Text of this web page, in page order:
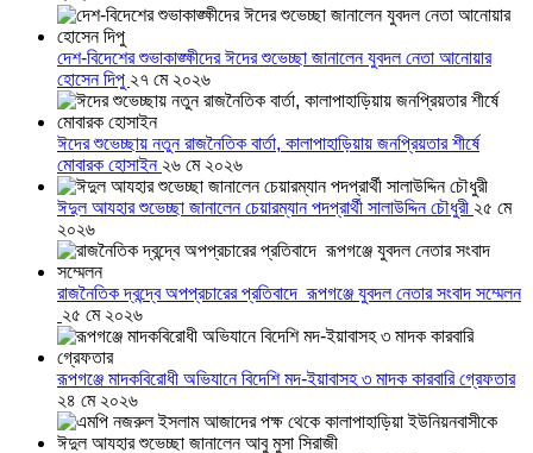
দেশ-বিদেশের শুভাকাঙ্ক্ষীদের ঈদের শুভেচ্ছা জানালেন যুবদল নেতা আনোয়ার
হোসেন দিপু ২৭ মে ২০২৬
ঈদের শুভেচ্ছায় নতুন রাজনৈতিক বার্তা, কালাপাহাড়িয়ায় জনপ্রিয়তার শীর্ষে
মোবারক হোসাইন ২৬ মে ২০২৬
ঈদুল আযহার শুভেচ্ছা জানালেন চেয়ারম্যান পদপ্রার্থী সালাউদ্দিন চৌধুরী ২৫ মে
২০২৬
রাজনৈতিক দ্বন্দ্বে অপপ্রচারের প্রতিবাদে ‎রূপগঞ্জে যুবদল নেতার সংবাদ সম্মেলন
২৫ মে ২০২৬
রূপগঞ্জে মাদকবিরোধী অভিযানে বিদেশি মদ-ইয়াবাসহ ৩ মাদক কারবারি গ্রেফতার
২৪ মে ২০২৬